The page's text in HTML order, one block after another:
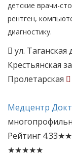
детские врачи-
рентген,
диагностику.
ул. Таганская
Крестьянская
Пролетарская
Медцентр
Рейтинг 4.33★★
★★★★★